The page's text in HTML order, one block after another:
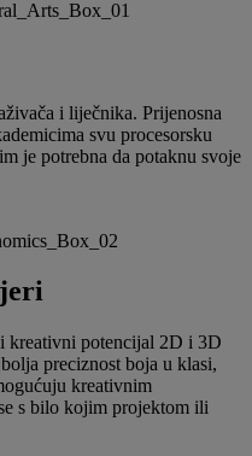
i liječnika. Prijenosna
svu procesorsku
je potrebna da potaknu svoje
kreativni potencijal 2D i 3D
preciznost boja u klasi,
kreativnim
s bilo kojim projektom ili